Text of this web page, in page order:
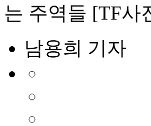
는 주역들 [TF사
남용희 기자